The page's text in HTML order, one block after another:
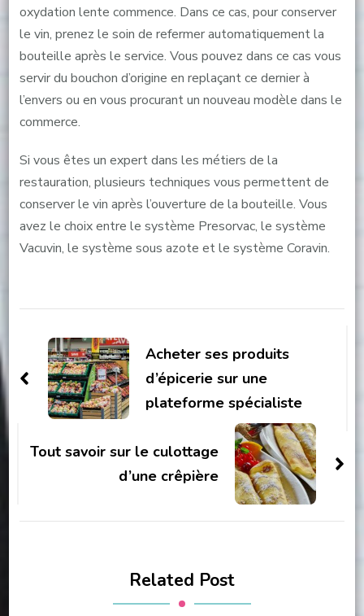
oxydation lente commence. Dans ce cas, pour conserver
le vin, prenez le soin de refermer automatiquement la
bouteille après le service. Vous pouvez dans ce cas vous
servir du bouchon d’origine en replaçant ce dernier à
l’envers ou en vous procurant un nouveau modèle dans le
commerce.
Si vous êtes un expert dans les métiers de la
restauration, plusieurs techniques vous permettent de
conserver le vin après l’ouverture de la bouteille. Vous
avez le choix entre le système Presorvac, le système
Vacuvin, le système sous azote et le système Coravin.
NavigationAcheter ses produits
d’épicerie sur une
plateforme spécialiste
Tout savoir sur le culottage
d’une crêpière
Related Post